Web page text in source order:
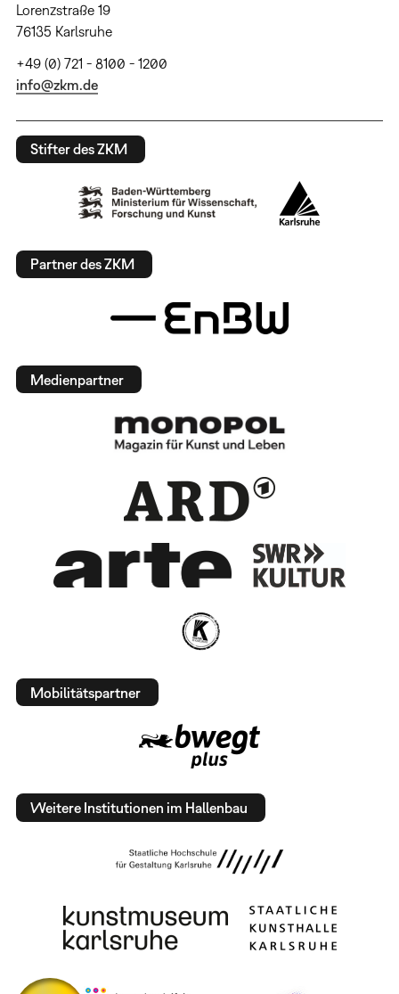
Lorenzstraße 19
76135 Karlsruhe
+49 (0) 721 - 8100 - 1200
info@zkm.de
Stifter des ZKM
Partner des ZKM
Medienpartner
Mobilitätspartner
Weitere Institutionen im Hallenbau